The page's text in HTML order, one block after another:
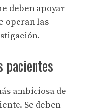
deben apoyar
operan las
pacientes
ambiciosa de
Se deben